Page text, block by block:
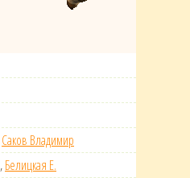
Саков Владимир
,Белицкая Е.